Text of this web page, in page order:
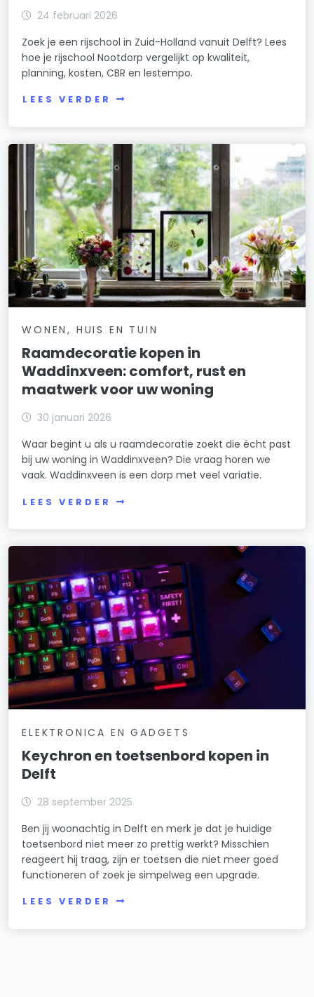
24 februari 2026
Zoek je een rijschool in Zuid-Holland vanuit Delft? Lees
hoe je rijschool Nootdorp vergelijkt op kwaliteit,
planning, kosten, CBR en lestempo.
LEES VERDER
WONEN, HUIS EN TUIN
Raamdecoratie kopen in
Waddinxveen: comfort, rust en
maatwerk voor uw woning
30 januari 2026
Waar begint u als u raamdecoratie zoekt die écht past
bij uw woning in Waddinxveen? Die vraag horen we
vaak. Waddinxveen is een dorp met veel variatie.
LEES VERDER
ELEKTRONICA EN GADGETS
Keychron en toetsenbord kopen in
Delft
28 september 2025
Ben jij woonachtig in Delft en merk je dat je huidige
toetsenbord niet meer zo prettig werkt? Misschien
reageert hij traag, zijn er toetsen die niet meer goed
functioneren of zoek je simpelweg een upgrade.
LEES VERDER